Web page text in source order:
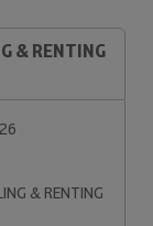
& RENTING
& RENTING